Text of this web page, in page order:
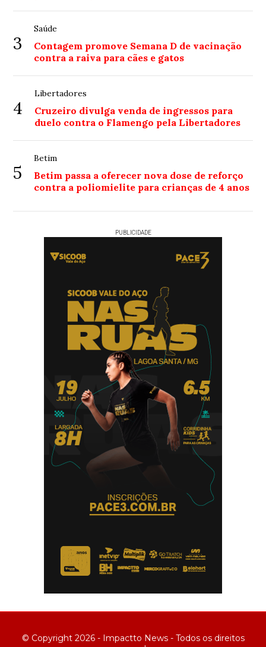
3
Saúde
Contagem promove Semana D de vacinação
contra a raiva para cães e gatos
4
Libertadores
Cruzeiro divulga venda de ingressos para
duelo contra o Flamengo pela Libertadores
5
Betim
Betim passa a oferecer nova dose de reforço
contra a poliomielite para crianças de 4 anos
PUBLICIDADE
© Copyright 2026 - Impactto News - Todos os direitos